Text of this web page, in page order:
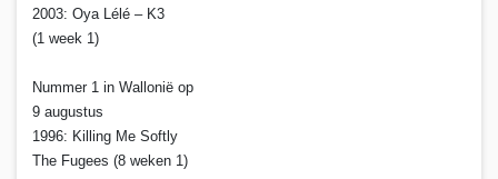
2003: Oya Lélé – K3
(1 week 1)
Nummer 1 in Wallonië op
9 augustus
1996: Killing Me Softly
The Fugees (8 weken 1)